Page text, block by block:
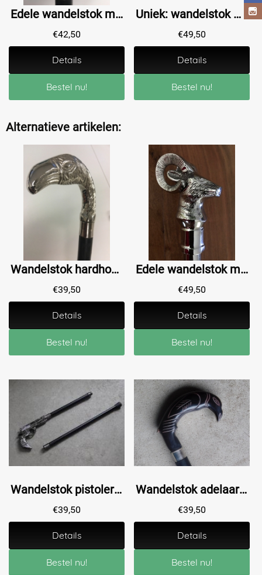
Edele wandelstok met prachtige nikkelen knop.
€42,50
Details
Bestel nu!
Uniek: wandelstok met chrome-nikkel met colt- pistool handvat
€49,50
Details
Bestel nu!
Alternatieve artikelen:
Wandelstok hardhout met nikkelen toekan handvat.
€39,50
Details
Bestel nu!
Edele wandelstok met prachtige nikkelen steenbok kop.
€49,50
Details
Bestel nu!
Wandelstok pistolera - alu - 93cm
€39,50
Details
Bestel nu!
Wandelstok adelaar - zwart - 97cm
€39,50
Details
Bestel nu!